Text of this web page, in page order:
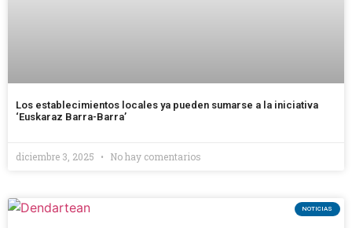
Los establecimientos locales ya pueden sumarse a la iniciativa
‘Euskaraz Barra-Barra’
diciembre 3, 2025 No hay comentarios
NOTICIAS